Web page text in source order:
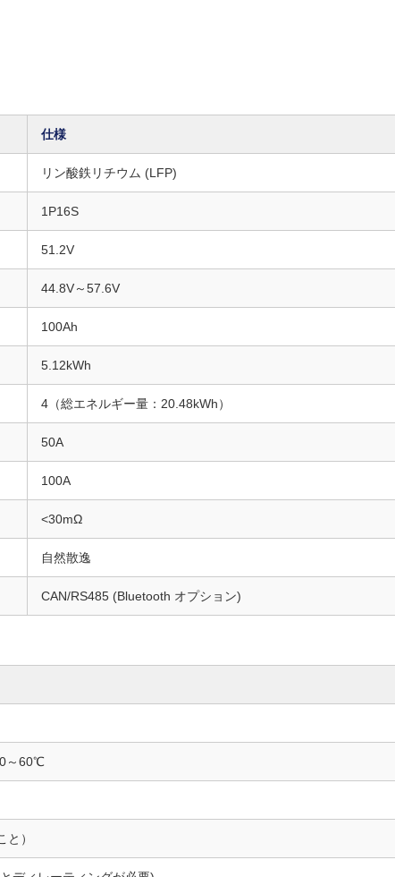
仕様
リン酸鉄リチウム (LFP)
1P16S
51.2V
44.8V～57.6V
100Ah
5.12kWh
4（総エネルギー量：20.48kWh）
50A
100A
<30mΩ
自然散逸
CAN/RS485 (Bluetooth オプション)
～60℃
）